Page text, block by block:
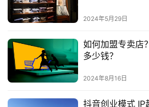
载，请注明出处：https://
版权声明：本文内容由互联网用户自发贡
作者本人。本站仅提供信息存储空间服务
承担相关法律责任。如发现本站有涉嫌
容， 请发送邮件至 153055113@qq.com
本站将立刻删除。
2024年5月29日
如何加盟专卖店
多少钱？
2024年8月16日
抖音创业模式 IP